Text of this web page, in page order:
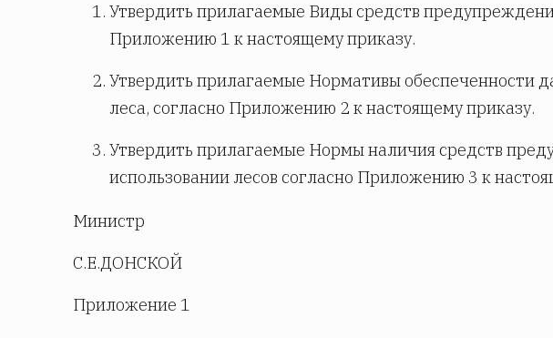
Утвердить прилагаемые Виды средств
Приложению 1 к настоящему приказу.
Утвердить прилагаемые Нормативы обеспеченности
леса, согласно Приложению 2 к настоящему приказу.
Утвердить прилагаемые Нормы наличия средств
использовании лесов согласно Приложению 3 к
Министр
С.Е.ДОНСКОЙ
Приложение 1